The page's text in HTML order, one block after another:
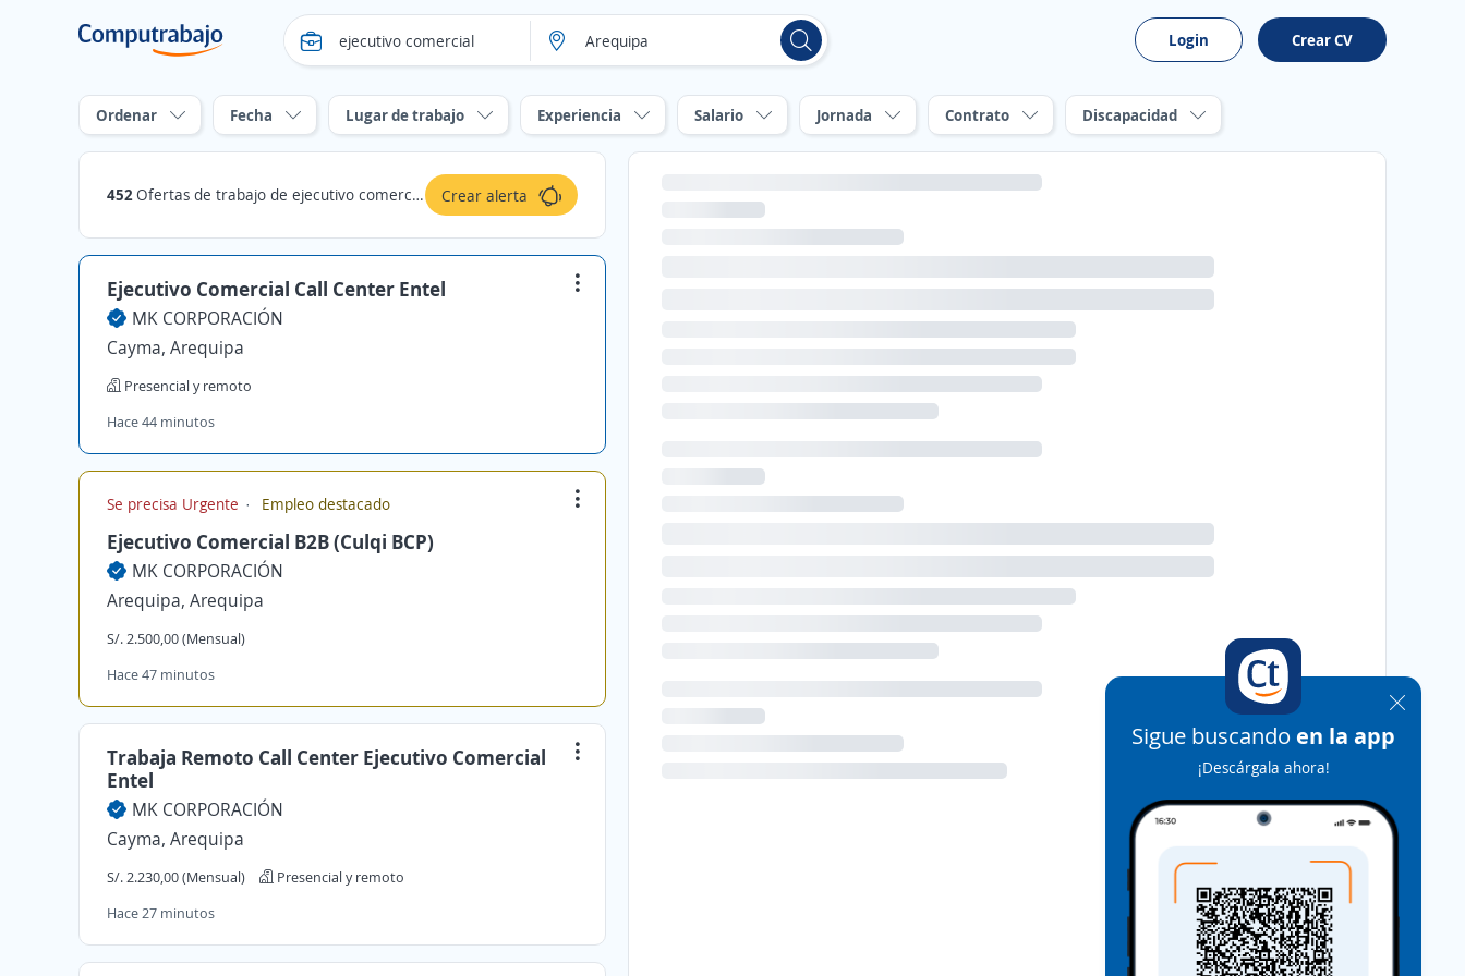
Login Crear CV
Ordenar Fecha Lugar de trabajo Experiencia Salario Jornada Contrato Discapacidad
452Ofertas de trabajo de ejecutivo comercial en Arequipa Crear alerta
Ejecutivo Comercial Call Center Entel
MK CORPORACIÓN
Cayma, Arequipa
Presencial y remoto
Hace 44 minutos
Se precisa Urgente Empleo destacado
Ejecutivo Comercial B2B (Culqi BCP)
MK CORPORACIÓN
Arequipa, Arequipa
S/. 2.500,00 (Mensual)
Hace 47 minutos
Trabaja Remoto Call Center Ejecutivo Comercial
Entel
MK CORPORACIÓN
Cayma, Arequipa
S/. 2.230,00 (Mensual)
Presencial y remoto
Hace 27 minutos
Sigue buscando en la app
¡Descárgala ahora!